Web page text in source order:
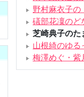
野村麻衣子の
礒部花凜のど
芝崎典子のた
山根綺のゆる
梅澤めぐ・紫